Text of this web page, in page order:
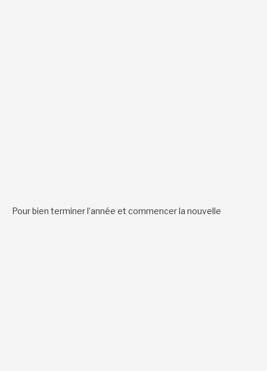
Pour bien terminer l’année et commencer la nouvelle